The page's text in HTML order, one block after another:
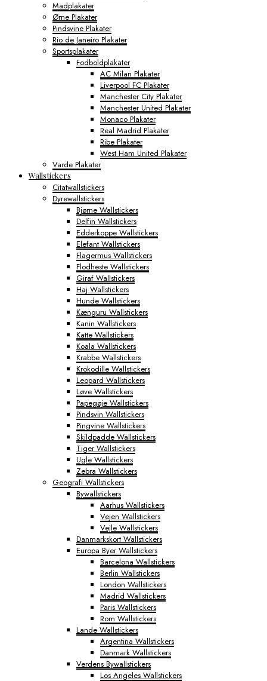
Madplakater
Ørne Plakater
Pindsvine Plakater
Rio de Janeiro Plakater
Sportsplakater
Fodboldplakater
AC Milan Plakater
Liverpool FC Plakater
Manchester City Plakater
Manchester United Plakater
Monaco Plakater
Real Madrid Plakater
Ribe Plakater
West Ham United Plakater
Varde Plakater
Wallstickers
Citatwallstickers
Dyrewallstickers
Bjørne Wallstickers
Delfin Wallstickers
Edderkoppe Wallstickers
Elefant Wallstickers
Flagermus Wallstickers
Flodheste Wallstickers
Giraf Wallstickers
Haj Wallstickers
Hunde Wallstickers
Kænguru Wallstickers
Kanin Wallstickers
Katte Wallstickers
Koala Wallstickers
Krabbe Wallstickers
Krokodille Wallstickers
Leopard Wallstickers
Løve Wallstickers
Papegøje Wallstickers
Pindsvin Wallstickers
Pingvine Wallstickers
Skildpadde Wallstickers
Tiger Wallstickers
Ugle Wallstickers
Zebra Wallstickers
Geografi Wallstickers
Bywallstickers
Aarhus Wallstickers
Vejen Wallstickers
Vejle Wallstickers
Danmarkskort Wallstickers
Europa Byer Wallstickers
Barcelona Wallstickers
Berlin Wallstickers
London Wallstickers
Madrid Wallstickers
Paris Wallstickers
Rom Wallstickers
Lande Wallstickers
Argentina Wallstickers
Danmark Wallstickers
Verdens Bywallstickers
Los Angeles Wallstickers